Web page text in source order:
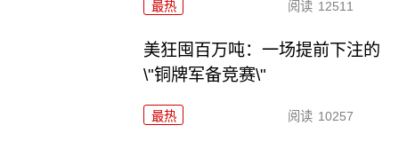
最热 阅读 12511
美狂囤百万吨：一场提前下注的
\"铜牌军备竞赛\"
最热 阅读 10257